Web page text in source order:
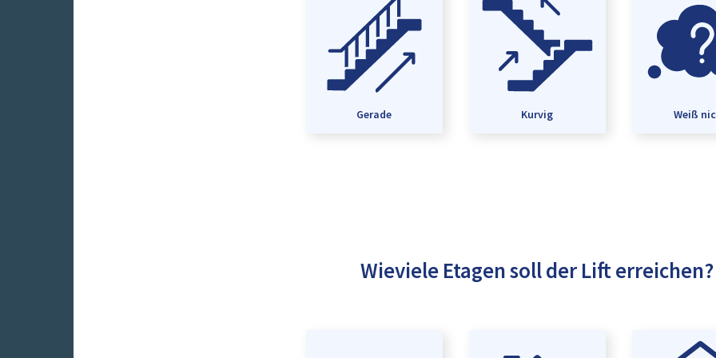
Gerade Kurvig Weiß
Wieviele Etagen soll der Lift erreichen?